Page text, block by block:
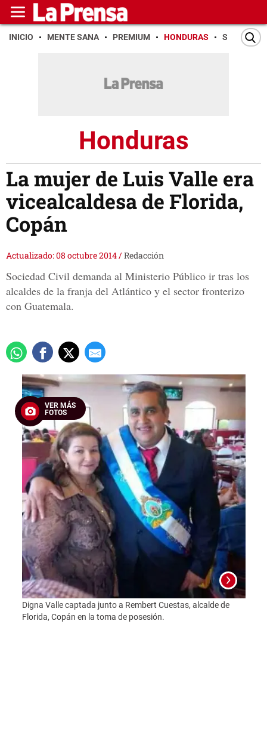
INICIO MENTE SANA PREMIUM HONDURAS SAN PEDRO
Honduras
La mujer de Luis Valle era
vicealcaldesa de Florida,
Copán
Actualizado: 08 octubre 2014/Redacción
Sociedad Civil demanda al Ministerio Público ir tras los
alcaldes de la franja del Atlántico y el sector fronterizo
con Guatemala.
VER MÁS
FOTOS
Digna Valle captada junto a Rembert Cuestas, alcalde de
Florida, Copán en la toma de posesión.